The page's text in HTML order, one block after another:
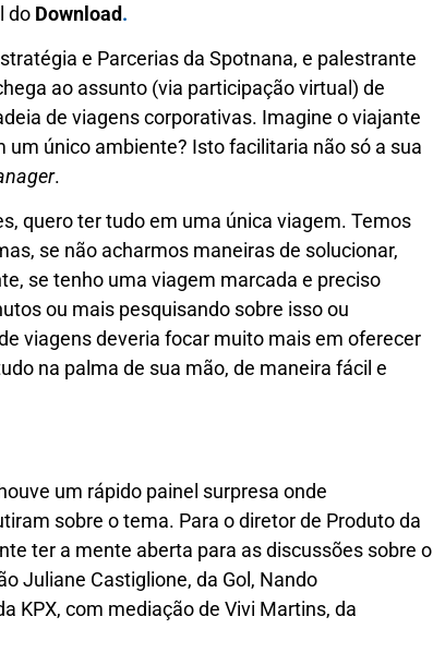
do Download.
e Parcerias da Spotnana, e palestrante
ao assunto (via participação virtual) de
de viagens corporativas. Imagine o viajante
único ambiente? Isto facilitaria não só a sua
.
quero ter tudo em uma única viagem. Temos
se não acharmos maneiras de solucionar,
se tenho uma viagem marcada e preciso
ou mais pesquisando sobre isso ou
viagens deveria focar muito mais em oferecer
na palma de sua mão, de maneira fácil e
um rápido painel surpresa onde
sobre o tema. Para o diretor de Produto da
ter a mente aberta para as discussões sobre o
Juliane Castiglione, da Gol, Nando
KPX, com mediação de Vivi Martins, da